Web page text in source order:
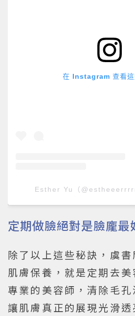
在 Instagram 查看這
Esther Yu（
定期做臉絕對是臉龐最
除了以上這些秘訣，虞
肌膚保養，就是定期去
專業的美容師，清除毛
讓肌膚真正的展現光滑